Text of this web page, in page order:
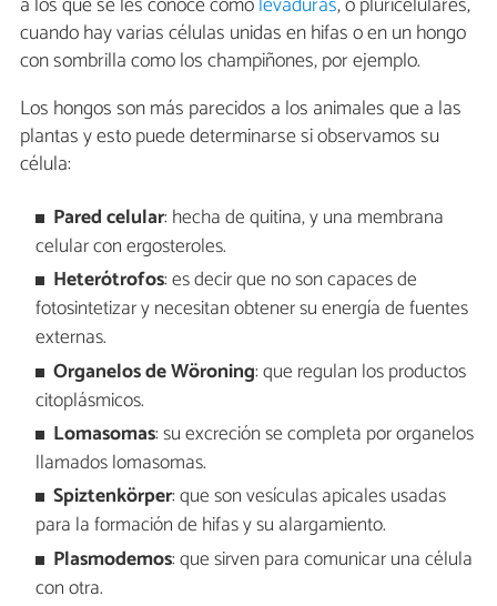
cuando hay varias células unidas en hifas o en un hongo
con sombrilla como los champiñones, por ejemplo.
Los hongos son más parecidos a los animales que a las
plantas y esto puede determinarse si observamos su
célula:
Pared celular: hecha de quitina, y una membrana
celular con ergosteroles.
Heterótrofos: es decir que no son capaces de
fotosintetizar y necesitan obtener su energía de fuentes
externas.
Organelos de Wöroning: que regulan los productos
citoplásmicos.
Lomasomas: su excreción se completa por organelos
llamados lomasomas.
Spiztenkörper: que son vesículas apicales usadas
para la formación de hifas y su alargamiento.
Plasmodemos: que sirven para comunicar una célula
con otra.